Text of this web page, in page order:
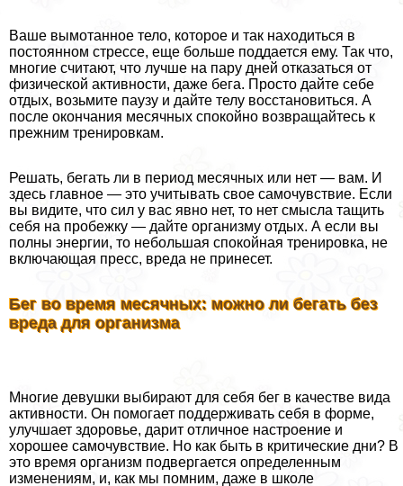
Ваше вымотанное тело, которое и так находиться в
постоянном стрессе, еще больше поддается ему. Так что,
многие считают, что лучше на пару дней отказаться от
физической активности, даже бега. Просто дайте себе
отдых, возьмите паузу и дайте телу восстановиться. А
после окончания мecячных спокойно возвращайтесь к
прежним тренировкам.
Решать, бегать ли в период мecячных или нет — вам. И
здесь главное — это учитывать свое самочувствие. Если
вы видите, что сил у вас явно нет, то нет смысла тащить
себя на пробежку — дайте организму отдых. А если вы
полны энергии, то небольшая спокойная тренировка, не
включающая пресс, вреда не принесет.
Бег во время мecячных: можно ли бегать без
вреда для организма
Многие дeвyшки выбирают для себя бег в качестве вида
активности. Он помогает поддерживать себя в форме,
улучшает здоровье, дарит отличное настроение и
хорошее самочувствие. Но как быть в критические дни? В
это время организм подвергается определенным
изменениям, и, как мы помним, даже в школе